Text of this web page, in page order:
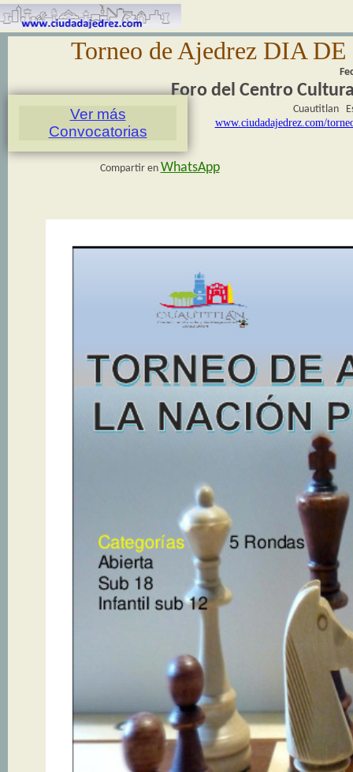
Ver más
Convocatorias
Torneo de Ajedrez DIA
Foro del Centro
Cuautitlan
www.ciudadajedrez.com/
Compartir en WhatsApp